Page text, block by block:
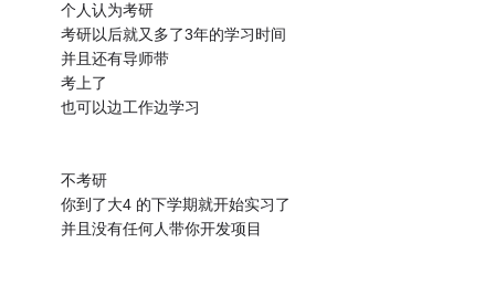
个人认为考研
考研以后就又多了3年的学习时间
并且还有导师带
考上了
也可以边工作边学习
不考研
你到了大4 的下学期就开始实习了
并且没有任何人带你开发项目